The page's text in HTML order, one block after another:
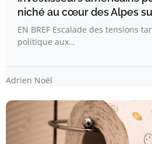
niché au cœur des Alpes
EN BREF Escalade des tensions
politique aux…
Adrien Noël